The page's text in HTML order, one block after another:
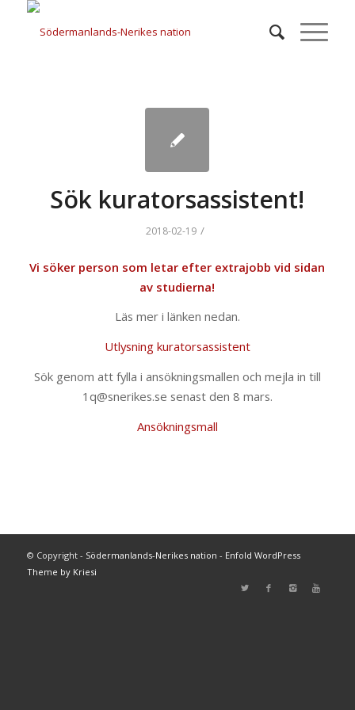
Sök kuratorsassistent!
2018-02-19 /
Vi söker person som letar efter extrajobb vid sidan
av studierna!
Läs mer i länken nedan.
Utlysning kuratorsassistent
Sök genom att fylla i ansökningsmallen och mejla in till
1q@snerikes.se senast den 8 mars.
Ansökningsmall
© Copyright - Södermanlands-Nerikes nation - Enfold WordPress
Theme by Kriesi